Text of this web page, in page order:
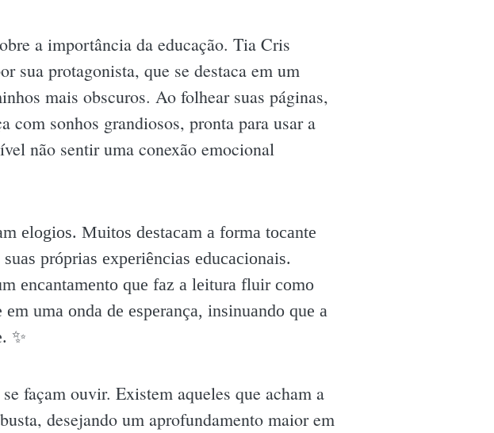
a importância da educação. Tia Cris
sua protagonista, que se destaca em um
mais obscuros. Ao folhear suas páginas,
com sonhos grandiosos, pronta para usar a
não sentir uma conexão emocional
elogios. Muitos destacam a forma tocante
próprias experiências educacionais.
encantamento que faz a leitura fluir como
uma onda de esperança, insinuando que a
✨️
façam ouvir. Existem aqueles que acham a
desejando um aprofundamento maior em